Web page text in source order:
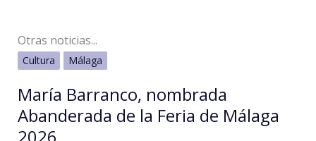
Otras noticias...
Cultura Málaga
María Barranco, nombrada
Abanderada de la Feria de Málaga